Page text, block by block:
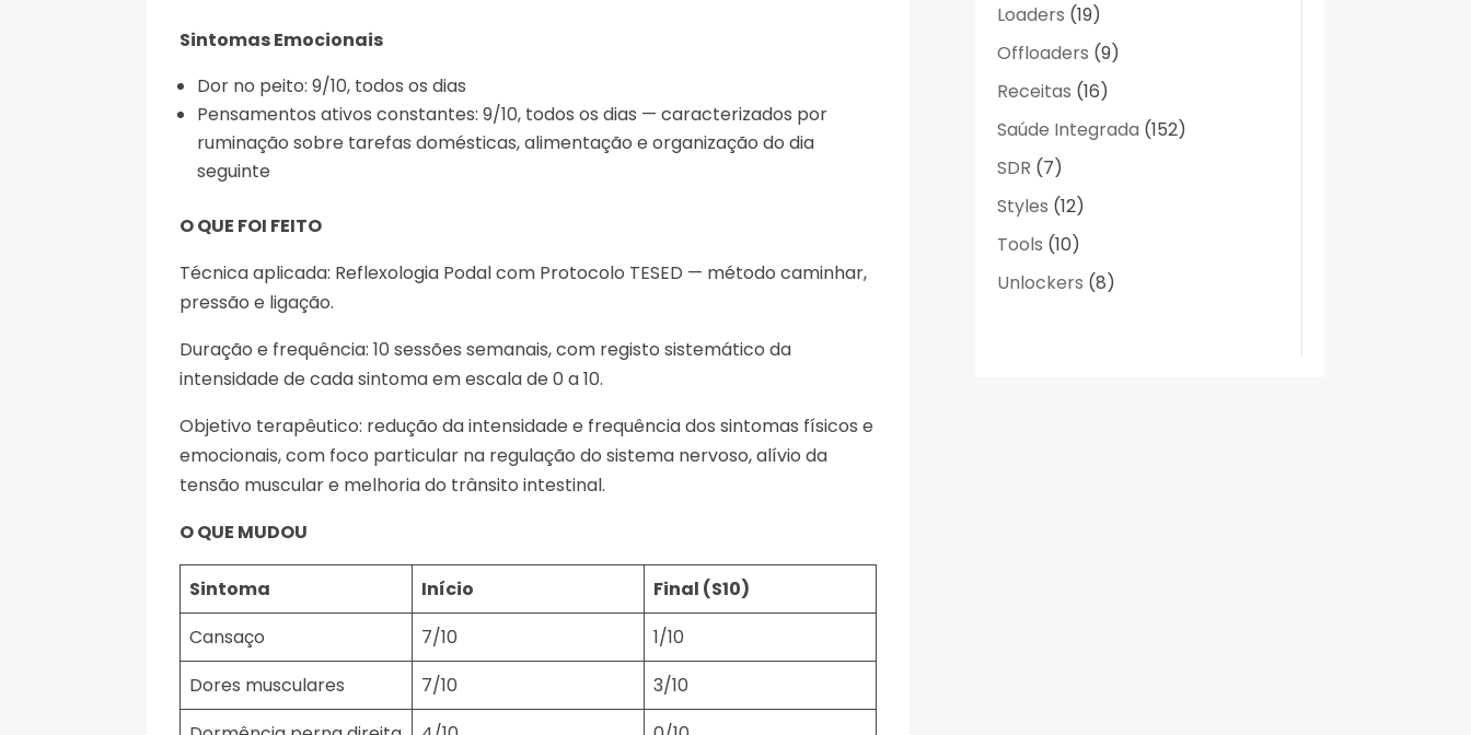
Sintomas Emocionais
Dor no peito: 9/10, todos os dias
Pensamentos ativos constantes: 9/10, todos os dias — caracterizados por
ruminação sobre tarefas domésticas, alimentação e organização do dia
seguinte
O QUE FOI FEITO
Técnica aplicada: Reflexologia Podal com Protocolo TESED — método caminhar,
pressão e ligação.
Duração e frequência: 10 sessões semanais, com registo sistemático da
intensidade de cada sintoma em escala de 0 a 10.
Objetivo terapêutico: redução da intensidade e frequência dos sintomas físicos e
emocionais, com foco particular na regulação do sistema nervoso, alívio da
tensão muscular e melhoria do trânsito intestinal.
O QUE MUDOU
Sintoma Início
Final (S10)
Cansaço
7/10
1/10
Dores musculares
7/10
3/10
Loaders (19)
Offloaders (9)
Receitas (16)
Saúde Integrada (152)
SDR (7)
Styles (12)
Tools (10)
Unlockers (8)